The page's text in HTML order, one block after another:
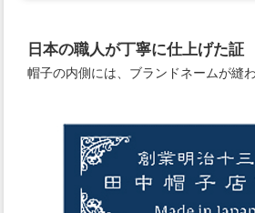
日本の職人が丁寧に仕上げた証
帽子の内側には、ブランドネームが縫